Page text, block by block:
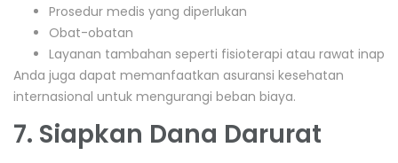
Prosedur medis yang diperlukan
Obat-obatan
Layanan tambahan seperti fisioterapi atau rawat inap
Anda juga dapat memanfaatkan asuransi kesehatan
internasional untuk mengurangi beban biaya.
7. Siapkan Dana Darurat